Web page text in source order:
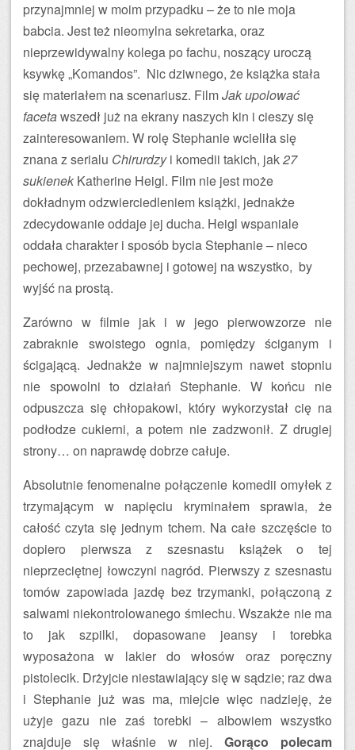
przynajmniej w moim przypadku – że to nie moja
babcia. Jest też nieomylna sekretarka, oraz
nieprzewidywalny kolega po fachu, noszący uroczą
ksywkę „Komandos”. Nic dziwnego, że książka stała
się materiałem na scenariusz. FilmJak upolować
facetawszedł już na ekrany naszych kin i cieszy się
zainteresowaniem. W rolę Stephanie wcieliła się
znana z serialu Chirurdzyi komedii takich, jak27
sukienek Katherine Heigl. Film nie jest może
dokładnym odzwierciedleniem książki, jednakże
zdecydowanie oddaje jej ducha. Heigl wspaniale
oddała charakter i sposób bycia Stephanie – nieco
pechowej, przezabawnej i gotowej na wszystko, by
wyjść na prostą.
Zarówno w filmie jak i w jego pierwowzorze nie
zabraknie swoistego ognia, pomiędzy ściganym i
ścigającą. Jednakże w najmniejszym nawet stopniu
nie spowolni to działań Stephanie. W końcu nie
odpuszcza się chłopakowi, który wykorzystał cię na
podłodze cukierni, a potem nie zadzwonił. Z drugiej
strony… on naprawdę dobrze całuje.
Absolutnie fenomenalne połączenie komedii omyłek z
trzymającym w napięciu kryminałem sprawia, że
całość czyta się jednym tchem. Na całe szczęście to
dopiero pierwsza z szesnastu książek o tej
nieprzeciętnej łowczyni nagród. Pierwszy z szesnastu
tomów zapowiada jazdę bez trzymanki, połączoną z
salwami niekontrolowanego śmiechu. Wszakże nie ma
to jak szpilki, dopasowane jeansy i torebka
wyposażona w lakier do włosów oraz poręczny
pistolecik. Drżyjcie niestawiający się w sądzie; raz dwa
i Stephanie już was ma, miejcie więc nadzieję, że
użyje gazu nie zaś torebki – albowiem wszystko
znajduje się właśnie w niej.Gorąco polecam